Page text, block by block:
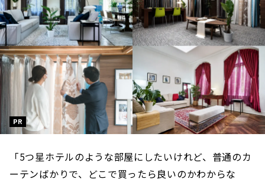
PR
「5つ星ホテルのような部屋にしたいけれど、普通のカ
ーテンばかりで、どこで買ったら良いのかわからな